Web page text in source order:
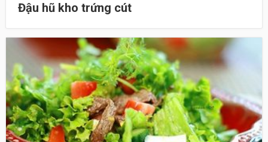
Đậu hũ kho trứng cút